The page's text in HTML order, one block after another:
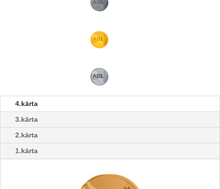
4.kārta
3.kārta
2.kārta
1.kārta